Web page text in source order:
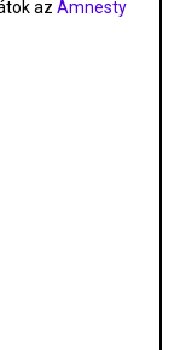
az Amnesty